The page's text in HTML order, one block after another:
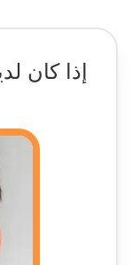
إذا كان